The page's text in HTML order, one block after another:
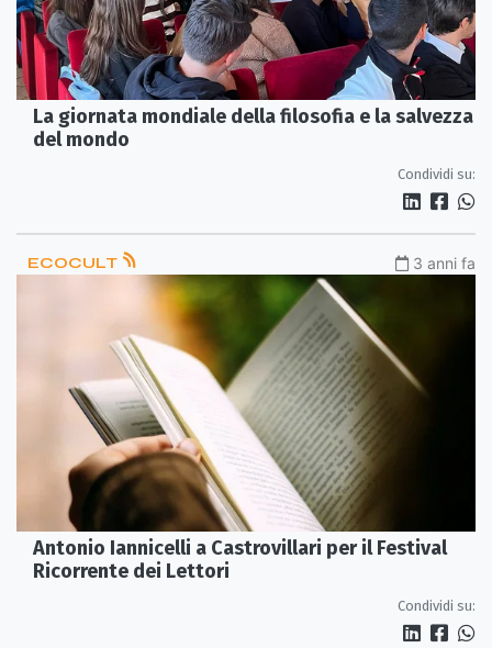
La giornata mondiale della filosofia e la salvezza
del mondo
Condividi su:
ECOCULT 3 anni fa
Antonio Iannicelli a Castrovillari per il Festival
Ricorrente dei Lettori
Condividi su: